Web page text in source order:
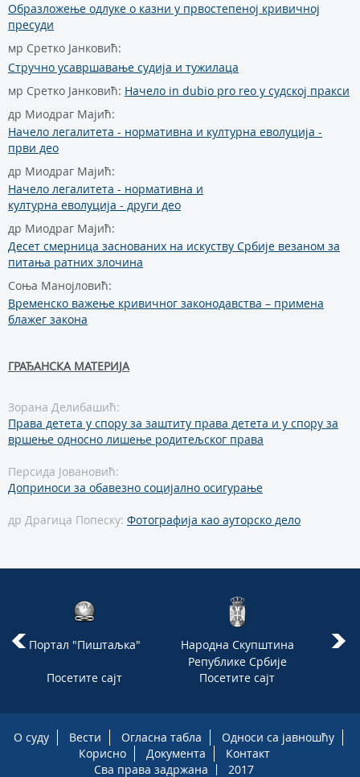
Образложење одлуке о казни у првостепеној кривичној
пресуди
мр Сретко Јанковић:
Стручно усавршавање судија и тужилаца
мр Сретко Јанковић: Начело in dubiо prо rео у судској пракси
др Миодраг Мајић:
Начело легалитета - нормативна и културна еволуција -
први део
др Миодраг Мајић:
Начело легалитета - нормативна и
културна еволуција - други део
др Миодраг Мајић:
Десет смерница заснованих на искуству Србије везаном за
питања ратних злочина
Соња Манојловић:
Временско важење кривичног законодавства – примена
блажег закона
ГРАЂАНСКА МАТЕРИЈА
Зорана Делибашић:
Права детета у спору за заштиту права детета и у спору за
вршење односно лишење родитељског права
Персида Јовановић:
Доприноси за обавезно социјално осигурање
др Драгица Попеску: Фотографија као ауторско дело
Портал "Пиштаљка"
Посетите сајт
Народна Скупштина
Републике Србије
Посетите сајт
О суду Вести Огласна табла
Односи са јавношћу
Корисно
Документа
Контакт
Сва права задржана
2017